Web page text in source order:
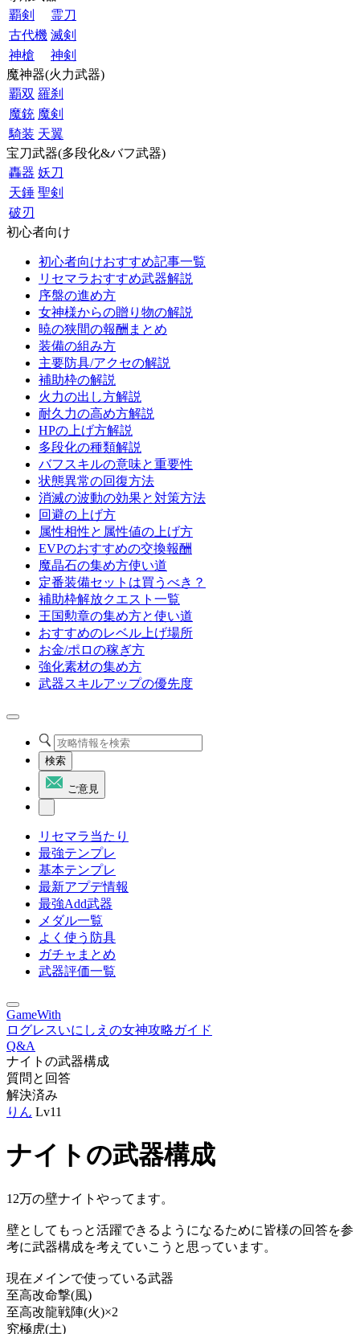
覇剣
霊刀
古代機 滅剣
神槍
神剣
魔神器(火力武器)
覇双 羅刹
魔銃 魔剣
騎装 天翼
宝刀武器(多段化&バフ武器)
轟器 妖刀
天錘 聖剣
破刃
初心者向け
初心者向けおすすめ記事一覧
リセマラおすすめ武器解説
序盤の進め方
女神様からの贈り物の解説
暁の狭間の報酬まとめ
装備の組み方
主要防具/アクセの解説
補助枠の解説
火力の出し方解説
耐久力の高め方解説
HPの上げ方解説
多段化の種類解説
バフスキルの意味と重要性
状態異常の回復方法
消滅の波動の効果と対策方法
回避の上げ方
属性相性と属性値の上げ方
EVPのおすすめの交換報酬
魔晶石の集め方使い道
定番装備セットは買うべき？
補助枠解放クエスト一覧
王国勲章の集め方と使い道
おすすめのレベル上げ場所
お金/ポロの稼ぎ方
強化素材の集め方
武器スキルアップの優先度
検索
ご意見
リセマラ当たり
最強テンプレ
基本テンプレ
最新アプデ情報
最強Add武器
メダル一覧
よく使う防具
ガチャまとめ
武器評価一覧
GameWith
ログレスいにしえの女神攻略ガイド
Q&A
ナイトの武器構成
質問と回答
解決済み
りん Lv11
ナイトの武器構成
12万の壁ナイトやってます。
壁としてもっと活躍できるようになるために皆様の回答を参
考に武器構成を考えていこうと思っています。
現在メインで使っている武器
至高改命撃(風)
至高改龍戦陣(火)×2
究極虎(土)